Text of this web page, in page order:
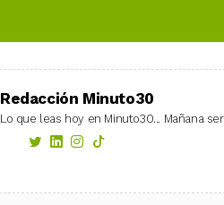
Redacción Minuto30
Lo que leas hoy en Minuto30... Mañana